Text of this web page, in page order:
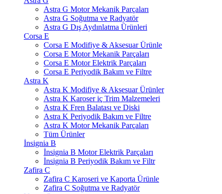
Astra G Motor Mekanik Parçaları
Astra G Soğutma ve Radyatör
Astra G Dış Aydınlatma Ürünleri
Corsa E
Corsa E Modifiye & Aksesuar Ürünle
Corsa E Motor Mekanik Parçaları
Corsa E Motor Elektrik Parçaları
Corsa E Periyodik Bakım ve Filtre
Astra K
Astra K Modifiye & Aksesuar Ürünler
Astra K Karoser iç Trim Malzemeleri
Astra K Fren Balatası ve Diski
Astra K Periyodik Bakım ve Filtre
Astra K Motor Mekanik Parçaları
Tüm Ürünler
İnsignia B
İnsignia B Motor Elektrik Parçaları
İnsignia B Periyodik Bakım ve Filtr
Zafira C
Zafira C Karoseri ve Kaporta Ürünle
Zafira C Soğutma ve Radyatör